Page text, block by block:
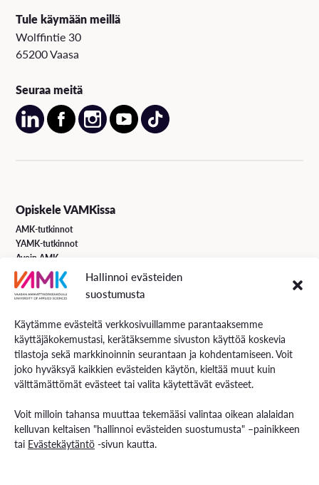
Hallinnoi evästeiden
suostumusta
Käytämme evästeitä verkkosivuillamme parantaaksemme
käyttäjäkokemustasi, kerätäksemme sivuston käyttöä koskevia
tilastoja sekä markkinoinnin seurantaan ja kohdentamiseen. Voit
joko hyväksyä kaikkien evästeiden käytön, kieltää muut kuin
välttämättömät evästeet tai valita käytettävät evästeet.
Voit milloin tahansa muuttaa tekemääsi valintaa oikean alalaidan
kelluvan keltaisen "hallinnoi evästeiden suostumusta" –painikkeen
tai Evästekäytäntö -sivun kautta.
Tule käymään meillä
Wolffintie 30
65200 Vaasa
Seuraa meitä
Opiskele VAMKissa
AMK-tutkinnot
YAMK-tutkinnot
Avoin AMK
Erikoistumiskoulutukset
Täydennyskoulutus
Hakuohjeet
VAMK Palvelut
Tutkimus ja kehitys
Palvelut työelämälle
Rekryä opiskelijoita
Energiaa-verkkolehti